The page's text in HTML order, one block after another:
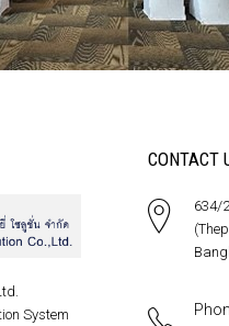
System
CONTACT
634/